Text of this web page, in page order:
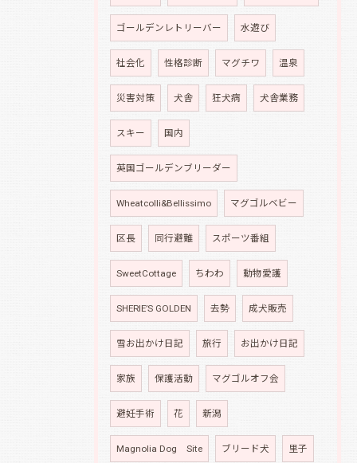
ゴールデンレトリーバー 水遊び
社会化 性格診断 マグチワ 温泉
災害対策 犬舎 狂犬病 犬舎業務
スキー 国内
英国ゴールデンブリーダー
Wheatcolli&Bellissimo マグゴルベビー
区長 同行避難 スポーツ番組
SweetCottage ちわわ 動物愛護
SHERIE’S GOLDEN 去勢 成犬販売
雪お出かけ日記 旅行 お出かけ日記
家族 保護活動 マグゴルオフ会
避妊手術 花 新潟
Magnolia Dog Site ブリード犬 里子